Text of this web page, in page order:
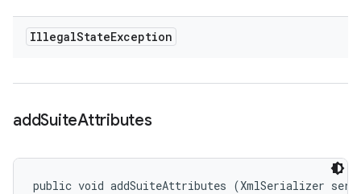
IllegalStateException
addSuiteAttributes
public void addSuiteAttributes (XmlSerializer